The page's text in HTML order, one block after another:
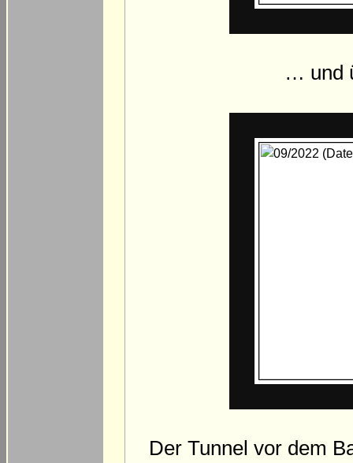
… und
Der Tunnel vor dem